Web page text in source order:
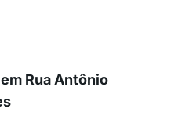
Rua Antônio